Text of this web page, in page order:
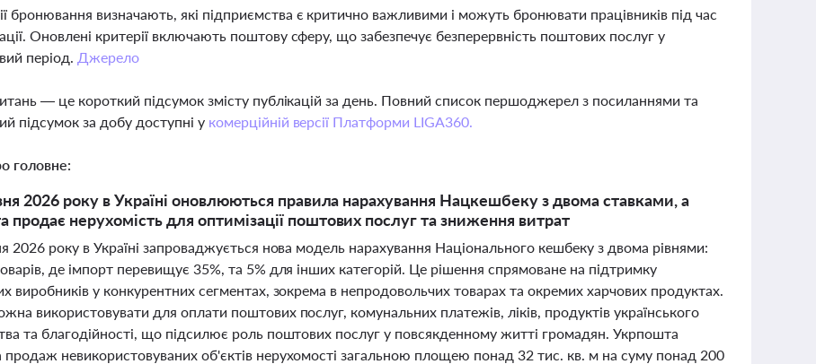
бронювання визначають, які підприємства є критично важливими і можуть бронювати працівників під час
Оновлені критерії включають поштову сферу, що забезпечує безперервність поштових послуг у
період. Джерело
— це короткий підсумок змісту публікацій за день. Повний список першоджерел з посиланнями та
підсумок за добу доступні у комерційній версії Платформи LIGA360.
головне:
2026 року в Україні оновлюються правила нарахування Нацкешбеку з двома ставками, а
продає нерухомість для оптимізації поштових послуг та зниження витрат
2026 року в Україні запроваджується нова модель нарахування Національного кешбеку з двома рівнями:
де імпорт перевищує 35%, та 5% для інших категорій. Це рішення спрямоване на підтримку
виробників у конкурентних сегментах, зокрема в непродовольчих товарах та окремих харчових продуктах.
використовувати для оплати поштових послуг, комунальних платежів, ліків, продуктів українського
та благодійності, що підсилює роль поштових послуг у повсякденному житті громадян. Укрпошта
продаж невикористовуваних об'єктів нерухомості загальною площею понад 32 тис. кв. м на суму понад 200